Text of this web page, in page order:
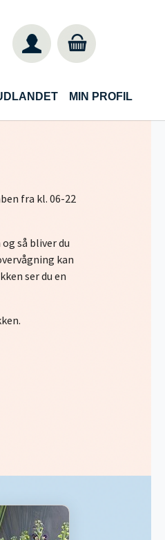
MIN PROFIL
fra kl. 06-22
så bliver du
kan
ser du en